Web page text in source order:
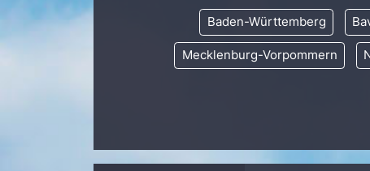
Baden-Württemberg
Mecklenburg-Vorpommern